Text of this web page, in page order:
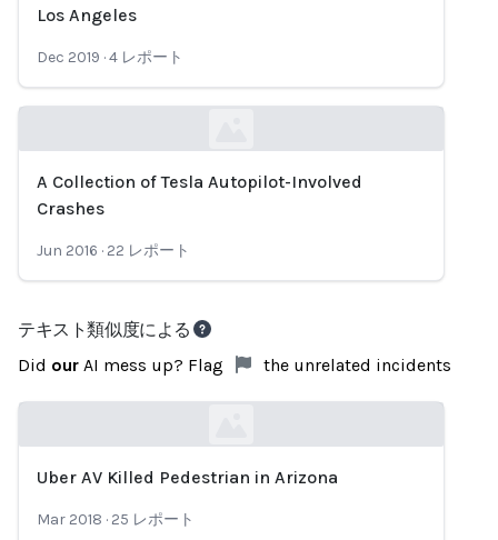
Los Angeles
Dec 2019 ·4 レポート
Loading...
A Collection of Tesla Autopilot-Involved
Crashes
Jun 2016 · 22 レポート
テキスト類似度による
Did our AI mess up? Flag the unrelated incidents
Uber AV Killed Pedestrian in Arizona
Mar 2018 · 25 レポート